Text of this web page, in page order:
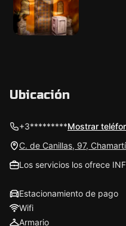
Ubicación
+3*********Mostrar
C. de Canillas, 97,
Los servicios los ofrece
Estacionamiento de pago
Wifi
Armario